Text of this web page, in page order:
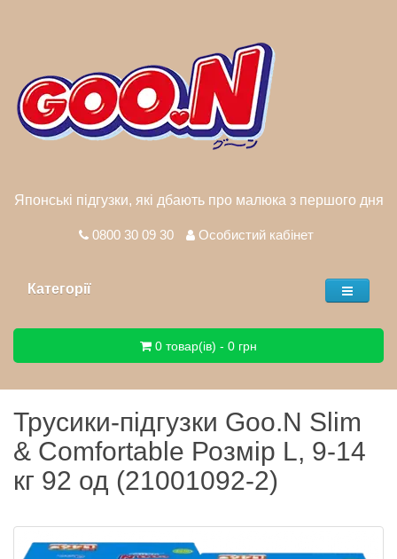
Японські підгузки, які дбають про малюка з першого дня
0800 30 09 30 Особистий кабінет
Категорії
0 товар(ів) - 0 грн
Трусики-підгузки Goo.N Slim
& Comfortable Розмір L, 9-14
кг 92 од (21001092-2)